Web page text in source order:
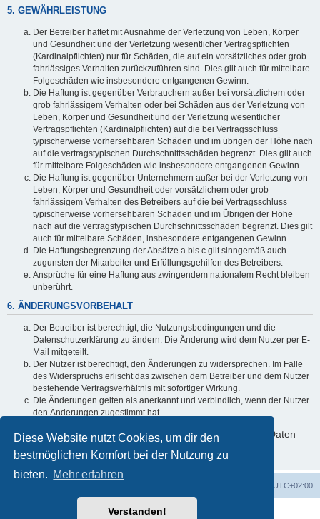
Diese Website nutzt Cookies, um dir den
bestmöglichen Komfort bei der Nutzung zu
bieten. Mehr erfahren
Verstanden!
5. GEWÄHRLEISTUNG
Der Betreiber haftet mit Ausnahme der Verletzung von Leben, Körper
und Gesundheit und der Verletzung wesentlicher Vertragspflichten
(Kardinalpflichten) nur für Schäden, die auf ein vorsätzliches oder grob
fahrlässiges Verhalten zurückzuführen sind. Dies gilt auch für mittelbare
Folgeschäden wie insbesondere entgangenen Gewinn.
Die Haftung ist gegenüber Verbrauchern außer bei vorsätzlichem oder
grob fahrlässigem Verhalten oder bei Schäden aus der Verletzung von
Leben, Körper und Gesundheit und der Verletzung wesentlicher
Vertragspflichten (Kardinalpflichten) auf die bei Vertragsschluss
typischerweise vorhersehbaren Schäden und im übrigen der Höhe nach
auf die vertragstypischen Durchschnittsschäden begrenzt. Dies gilt auch
für mittelbare Folgeschäden wie insbesondere entgangenen Gewinn.
Die Haftung ist gegenüber Unternehmern außer bei der Verletzung von
Leben, Körper und Gesundheit oder vorsätzlichem oder grob
fahrlässigem Verhalten des Betreibers auf die bei Vertragsschluss
typischerweise vorhersehbaren Schäden und im Übrigen der Höhe
nach auf die vertragstypischen Durchschnittsschäden begrenzt. Dies gilt
auch für mittelbare Schäden, insbesondere entgangenen Gewinn.
Die Haftungsbegrenzung der Absätze a bis c gilt sinngemäß auch
zugunsten der Mitarbeiter und Erfüllungsgehilfen des Betreibers.
Ansprüche für eine Haftung aus zwingendem nationalem Recht bleiben
unberührt.
6. ÄNDERUNGSVORBEHALT
Der Betreiber ist berechtigt, die Nutzungsbedingungen und die
Datenschutzerklärung zu ändern. Die Änderung wird dem Nutzer per E-
Mail mitgeteilt.
Der Nutzer ist berechtigt, den Änderungen zu widersprechen. Im Falle
des Widerspruchs erlischt das zwischen dem Betreiber und dem Nutzer
bestehende Vertragsverhältnis mit sofortiger Wirkung.
Die Änderungen gelten als anerkannt und verbindlich, wenn der Nutzer
den Änderungen zugestimmt hat.
Informationen über den Umgang mit deinen persönlichen Daten
sind in der Datenschutzerklärung enthalten.
UTC+02:00
Powered byphpBB® Forum Software © phpBB Limited